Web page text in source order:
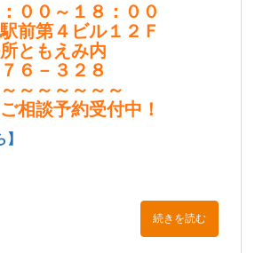
００～１８：００
前第４ビル１２Ｆ
ともえみ内
６－３２８
～～～～～～
相談予約受付中！
続きを読む